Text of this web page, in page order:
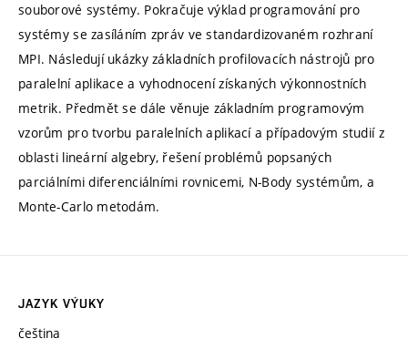
souborové systémy. Pokračuje výklad programování pro
systémy se zasíláním zpráv ve standardizovaném rozhraní
MPI. Následují ukázky základních profilovacích nástrojů pro
paralelní aplikace a vyhodnocení získaných výkonnostních
metrik. Předmět se dále věnuje základním programovým
vzorům pro tvorbu paralelních aplikací a případovým studií z
oblasti lineární algebry, řešení problémů popsaných
parciálními diferenciálními rovnicemi, N-Body systémům, a
Monte-Carlo metodám.
JAZYK VÝUKY
čeština